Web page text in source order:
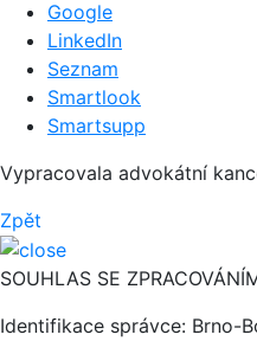
Google
LinkedIn
Seznam
Smartlook
Smartsupp
Vypracovala advokátní
Zpět
SOUHLAS SE
Identifikace správce: Brno-